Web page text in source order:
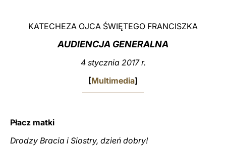
KATECHEZA OJCA ŚWIĘTEGO FRANCISZKA
AUDIENCJA GENERALNA
4 stycznia 2017 r.
[Multimedia]
Płacz matki
Drodzy Bracia i Siostry, dzień dobry!